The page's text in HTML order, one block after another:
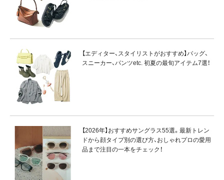
【エディター、スタイリストがおすすめ】バッグ、
スニーカー、パンツetc. 初夏の最旬アイテム7選！
【2026年】おすすめサングラス55選。最新トレン
ドから顔タイプ別の選び方、おしゃれプロの愛用
品まで注目の一本をチェック！